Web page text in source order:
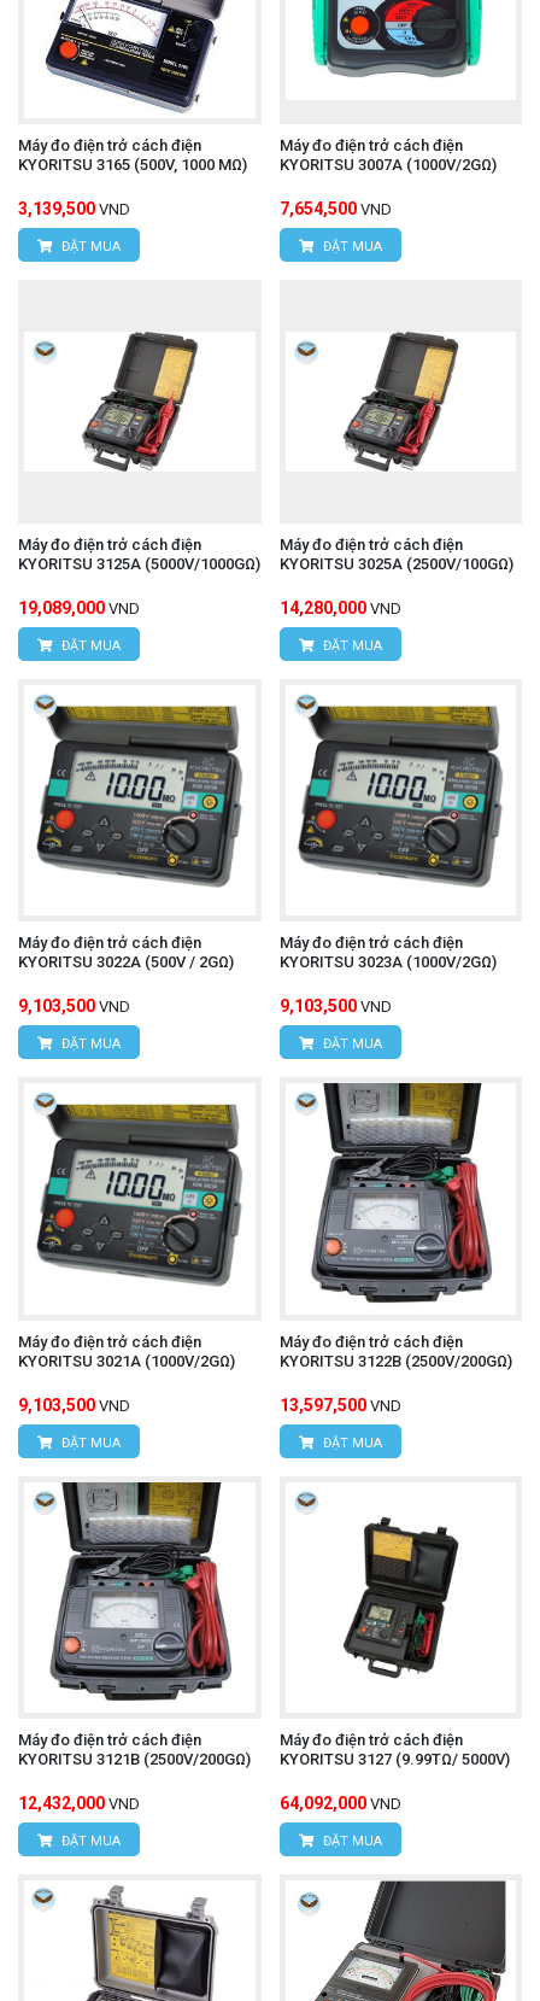
Máy đo điện trở cách điện
KYORITSU 3165 (500V, 1000 MΩ)
3,139,500 VND
ĐẶT MUA
Máy đo điện trở cách điện
KYORITSU 3007A (1000V/2GΩ)
7,654,500 VND
ĐẶT MUA
Máy đo điện trở cách điện
KYORITSU 3125A (5000V/1000GΩ)
19,089,000 VND
ĐẶT MUA
Máy đo điện trở cách điện
KYORITSU 3025A (2500V/100GΩ)
14,280,000 VND
ĐẶT MUA
Máy đo điện trở cách điện
KYORITSU 3022A (500V / 2GΩ)
9,103,500 VND
ĐẶT MUA
Máy đo điện trở cách điện
KYORITSU 3023A (1000V/2GΩ)
9,103,500 VND
ĐẶT MUA
Máy đo điện trở cách điện
KYORITSU 3021A (1000V/2GΩ)
9,103,500 VND
ĐẶT MUA
Máy đo điện trở cách điện
KYORITSU 3122B (2500V/200GΩ)
13,597,500 VND
ĐẶT MUA
Máy đo điện trở cách điện
KYORITSU 3121B (2500V/200GΩ)
12,432,000 VND
ĐẶT MUA
Máy đo điện trở cách điện
KYORITSU 3127 (9.99TΩ/ 5000V)
64,092,000 VND
ĐẶT MUA